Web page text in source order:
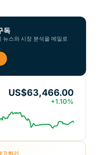
독
뉴스와 시장 분석을 메일로
US$63,466.00
+1.10%
고하기